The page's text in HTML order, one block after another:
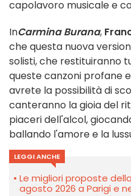
capolavoro musicale e
InCarmina Burana,
che questa nuova
solisti, che restituiranno
queste canzoni profane
avrete la possibilità di
canteranno la gioia del
piaceri dell'alcol,
ballando l'amore e la
LEGGI ANCHE
Le migliori proposte
agosto 2026 a Parigi e